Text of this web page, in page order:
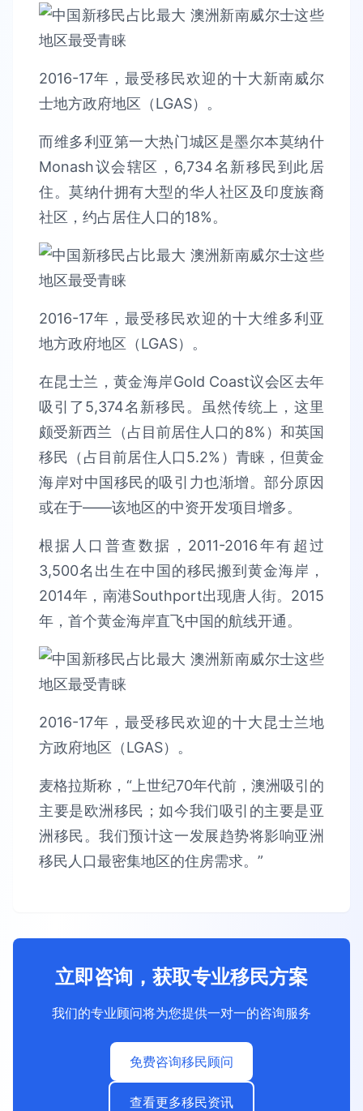
2016-17年，最受移民欢迎的十大新南威尔
士地方政府地区（LGAS）。
而维多利亚第一大热门城区是墨尔本莫纳什
Monash议会辖区，6,734名新移民到此居
住。莫纳什拥有大型的华人社区及印度族裔
社区，约占居住人口的18%。
2016-17年，最受移民欢迎的十大维多利亚
地方政府地区（LGAS）。
在昆士兰，黄金海岸Gold Coast议会区去年
吸引了5,374名新移民。虽然传统上，这里
颇受新西兰（占目前居住人口的8%）和英国
移民（占目前居住人口5.2%）青睐，但黄金
海岸对中国移民的吸引力也渐增。部分原因
或在于——该地区的中资开发项目增多。
根据人口普查数据，2011-2016年有超过
3,500名出生在中国的移民搬到黄金海岸，
2014年，南港Southport出现唐人街。2015
年，首个黄金海岸直飞中国的航线开通。
2016-17年，最受移民欢迎的十大昆士兰地
方政府地区（LGAS）。
麦格拉斯称，“上世纪70年代前，澳洲吸引的
主要是欧洲移民；如今我们吸引的主要是亚
洲移民。我们预计这一发展趋势将影响亚洲
移民人口最密集地区的住房需求。”
立即咨询，获取专业移民方案
我们的专业顾问将为您提供一对一的咨询服务
免费咨询移民顾问
查看更多移民资讯